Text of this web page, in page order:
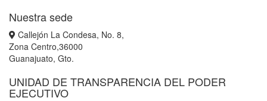
Nuestra sede
Callejón La Condesa, No. 8,
Zona Centro,36000
Guanajuato, Gto.
UNIDAD DE TRANSPARENCIA DEL PODER
EJECUTIVO